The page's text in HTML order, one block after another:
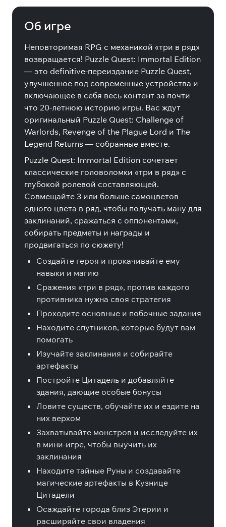
Об игре
Неповторимая RPG с механикой «три в ряд»
возвращается! Puzzle Quest: Immortal Edition
— это definitive-переиздание Puzzle Quest,
улучшенное под современные устройства и
включающее в себя весь контент за почти
что 20-летнюю историю игры. Вас ждут
оригинальный Puzzle Quest: Challenge of
Warlords, Revenge of the Plague Lord и The
Legend Returns — собранные вместе.
Puzzle Quest: Immortal Edition сочетает
классические головоломки «три в ряд» с
глубокой ролевой составляющей.
Совмещайте 3 или больше самоцветов
одного цвета в ряд, чтобы получать ману для
заклинаний, сражаться с оппонентами,
собирать предметы и награды и
продвигаться по сюжету!
Создайте героя и прокачивайте ему
навыки и магию
Сражения «три в ряд», против каждого
противника нужна своя стратегия
Проходите основные и побочные задания
Находите спутников, которые будут вам
помогать
Изучайте заклинания и собирайте
артефакты
Постройте Цитадель и добавляйте
здания, дающие особые бонусы
Ловите существ, обучайте их и ездите на
них верхом
Захватывайте монстров и исследуйте их
в мини-игре, чтобы выучить их
заклинания
Находите тайные Руны и создавайте
магические артефакты в Кузнице
Цитадели
Осаждайте города близ Этерии и
расширяйте свои владения